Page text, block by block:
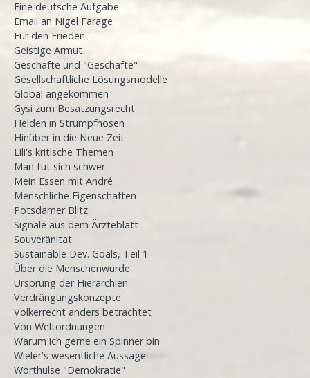
Eine deutsche Aufgabe
Email an Nigel Farage
Für den Frieden
Geistige Armut
Geschäfte und "Geschäfte"
Gesellschaftliche Lösungsmodelle
Global angekommen
Gysi zum Besatzungsrecht
Helden in Strumpfhosen
Hinüber in die Neue Zeit
Lili's kritische Themen
Man tut sich schwer
Mein Essen mit André
Menschliche Eigenschaften
Potsdamer Blitz
Signale aus dem Ärzteblatt
Souveränität
Sustainable Dev. Goals, Teil 1
Über die Menschenwürde
Ursprung der Hierarchien
Verdrängungskonzepte
Völkerrecht anders betrachtet
Von Weltordnungen
Warum ich gerne ein Spinner bin
Wieler's wesentliche Aussage
Worthülse "Demokratie"